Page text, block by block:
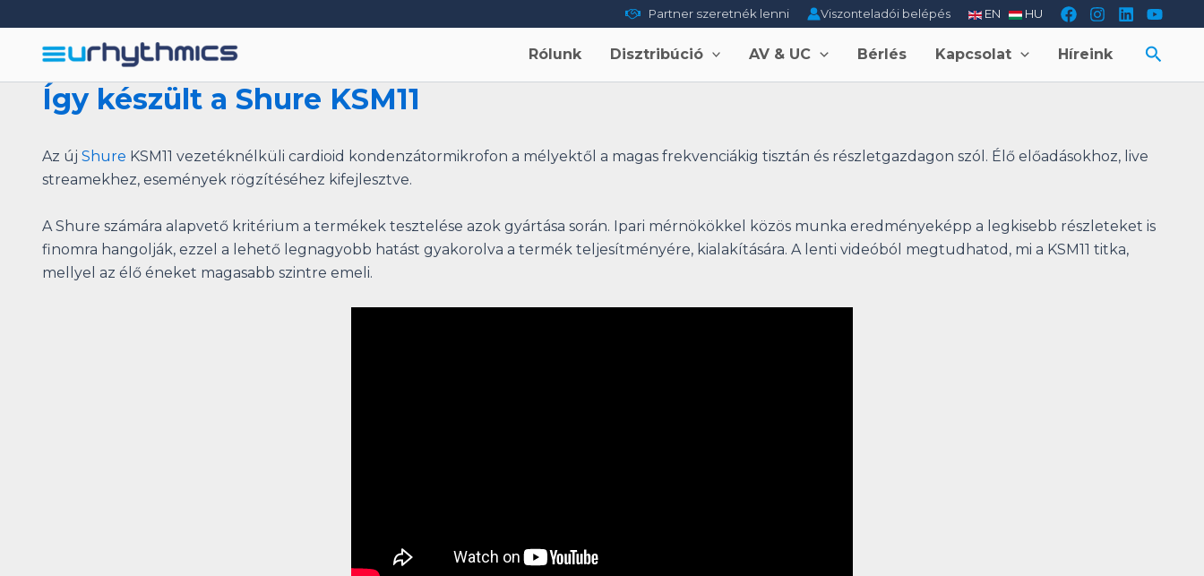
to
content
Partner szeretnék lenni Viszonteladói belépés EN HU
Rólunk Disztribúció AV & UC Bérlés Kapcsolat Híreink Search
Így készült a Shure KSM11
Az új Shure KSM11 vezetéknélküli cardioid kondenzátormikrofon a mélyektől a magas frekvenciákig tisztán és részletgazdagon szól. Élő előadásokhoz, live
streamekhez, események rögzítéséhez kifejlesztve.
A Shure számára alapvető kritérium a termékek tesztelése azok gyártása során. Ipari mérnökökkel közös munka eredményeképp a legkisebb részleteket is
finomra hangolják, ezzel a lehető legnagyobb hatást gyakorolva a termék teljesítményére, kialakítására. A lenti videóból megtudhatod, mi a KSM11 titka,
mellyel az élő éneket magasabb szintre emeli.